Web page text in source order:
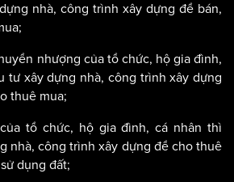
nhà, công trình xây dựng để bán,
nhượng của tổ chức, hộ gia đình,
tư xây dựng nhà, công trình xây dựng
thuê mua;
tổ chức, hộ gia đình, cá nhân thì
nhà, công trình xây dựng để cho thuê
dụng đất;